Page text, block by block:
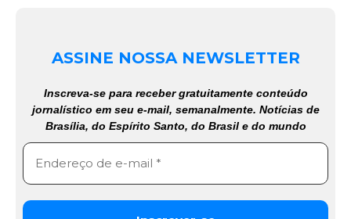
ASSINE NOSSA NEWSLETTER
Inscreva-se para receber gratuitamente conteúdo
jornalístico em seu e-mail, semanalmente. Notícias de
Brasília, do Espírito Santo, do Brasil e do mundo